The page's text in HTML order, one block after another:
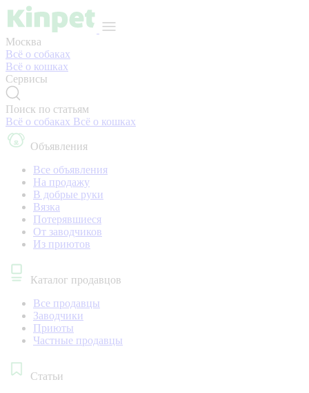
Москва
Всё о собаках
Всё о кошках
Сервисы
Поиск по статьям
Всё о собаках Всё о кошках
Объявления
Все объявления
На продажу
В добрые руки
Вязка
Потерявшиеся
От заводчиков
Из приютов
Каталог продавцов
Все продавцы
Заводчики
Приюты
Частные продавцы
Статьи